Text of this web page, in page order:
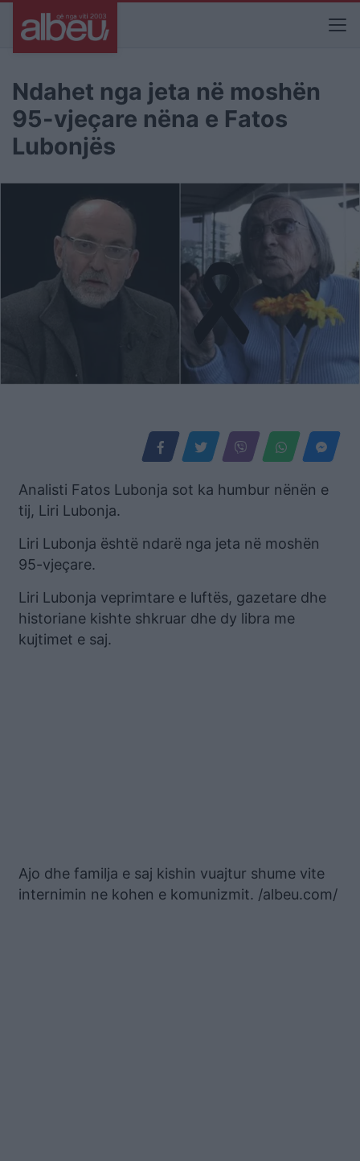
Ndahet nga jeta në moshën
95-vjeçare nëna e Fatos
Lubonjës
Analisti Fatos Lubonja sot ka humbur nënën e
tij, Liri Lubonja.
Liri Lubonja është ndarë nga jeta në moshën
95-vjeçare.
Liri Lubonja veprimtare e luftës, gazetare dhe
historiane kishte shkruar dhe dy libra me
kujtimet e saj.
Ajo dhe familja e saj kishin vuajtur shume vite
internimin ne kohen e komunizmit. /albeu.com/